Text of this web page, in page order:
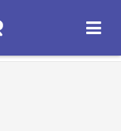
ОТКРЫТЬ